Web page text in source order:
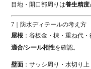
目地・開口部周りは養生精度
7｜防水ディテールの考え方
屋根 ：谷板金・棟・重ね代
適合/シール相性を確認。
壁面 ：サッシ周り・水切り